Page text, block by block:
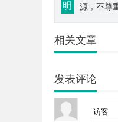
明
源，不尊
相关文章
发表评论